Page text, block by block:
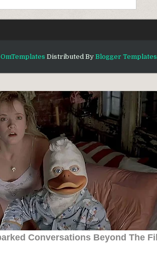
OmTemplates Distributed By Blogger Templates